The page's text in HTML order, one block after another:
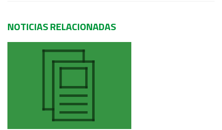
NOTICIAS RELACIONADAS